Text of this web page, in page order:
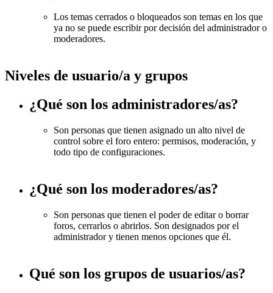
Los temas cerrados o bloqueados son temas en los que
ya no se puede escribir por decisión del administrador o
moderadores.
Niveles de usuario/a y grupos
¿Qué son los administradores/as?
Son personas que tienen asignado un alto nivel de
control sobre el foro entero: permisos, moderación, y
todo tipo de configuraciones.
¿Qué son los moderadores/as?
Son personas que tienen el poder de editar o borrar
foros, cerrarlos o abrirlos. Son designados por el
administrador y tienen menos opciones que él.
Qué son los grupos de usuarios/as?